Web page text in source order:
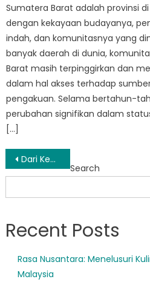
Sumatera Barat adalah provinsi
dengan kekayaan budayanya,
indah, dan komunitasnya yang
banyak daerah di dunia,
Barat masih terpinggirkan dan
dalam hal akses terhadap
pengakuan. Selama bertahun-
perubahan signifikan dalam
[…]
Post
navigation
Dari Kemiskinan Menuju Kesejahteraan: Transformasi Kehidupan melalui Kesejahteraan Sosial di Sumatera Barat
Search
Recent Posts
Rasa Nusantara: Menelusuri
Malaysia